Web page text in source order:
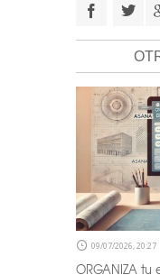
09/07/2026, 20:27
ORGANIZA